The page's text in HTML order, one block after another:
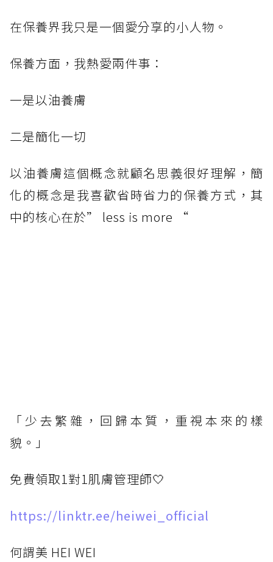
在保養界我只是一個愛分享的小人物。
保養方面，我熱愛兩件事：
一是以油養膚
二是簡化一切
以油養膚這個概念就顧名思義很好理解，簡
化的概念是我喜歡省時省力的保養方式，其
中的核心在於” less is more “
「少去繁雜，回歸本質，重視本來的樣
貌。」
免費領取1對1肌膚管理師🤍
https://linktr.ee/heiwei_official
何謂美 HEI WEI